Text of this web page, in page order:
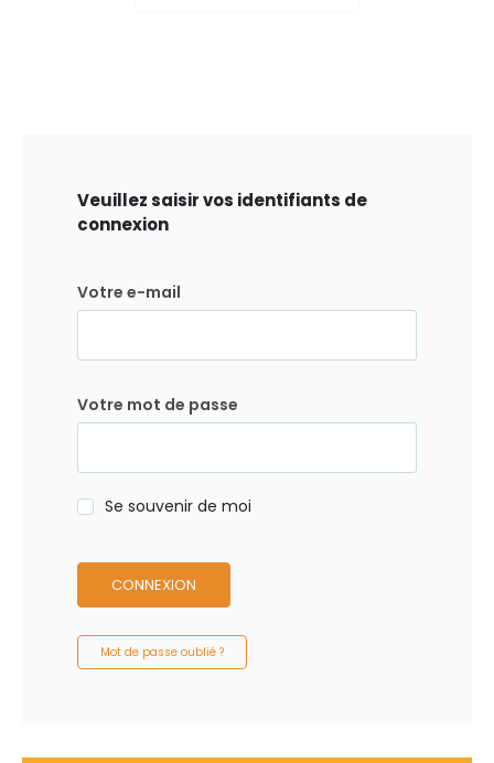
Veuillez saisir vos identifiants de
connexion
Votre e-mail
Votre mot de passe
Se souvenir de moi
CONNEXION
Mot de passe oublié ?